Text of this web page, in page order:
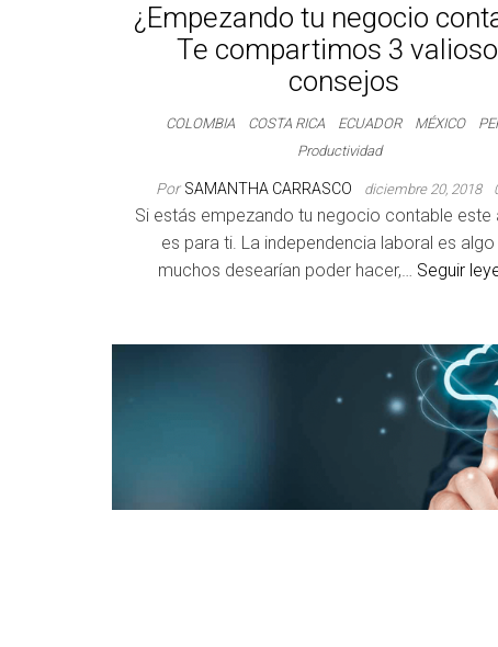
¿Empezando tu negocio
Te compartimos 3
consejos
COLOMBIA COSTA RICA ECUADOR MÉXICO
Productividad
Por SAMANTHA CARRASCO diciembre 20, 2018
Si estás empezando tu negocio contable este
es para ti. La independencia laboral es algo
muchos desearían poder hacer,… Seguir